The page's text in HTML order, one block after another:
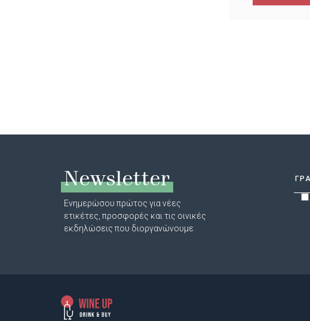
Newsletter
Ενημερώσου πρώτος για νέες
ετικέτες, προσφορές και τις οινικές
εκδηλώσεις που διοργανώνουμε